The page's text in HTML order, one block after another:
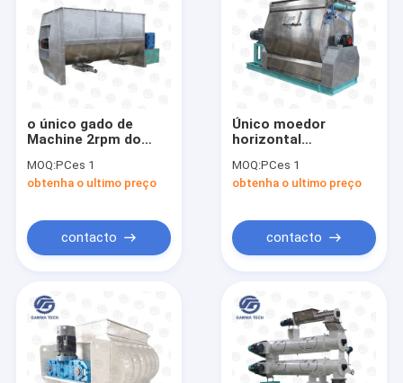
produtos
Quem Somos
o único gado de
Machine 2rpm do
alimentação animal
do eixo 7.5kw
MOQ:PCes 1
obtenha o ultimo preço
contacto
Único moedor
horizontal
mistura Machine da
alimentação animal
MOQ:PCes 1
obtenha o ultimo preço
contacto